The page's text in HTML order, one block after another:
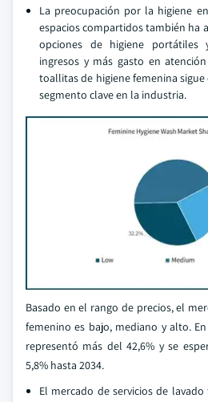
La preocupación por la higiene
espacios compartidos también ha
opciones de higiene portátiles
ingresos y más gasto en
toallitas de higiene femenina
segmento clave en la industria.
Basado en el rango de precios, el
femenino es bajo, mediano y alto.
representó más del 42,6% y se
5,8% hasta 2034.
El mercado de servicios de